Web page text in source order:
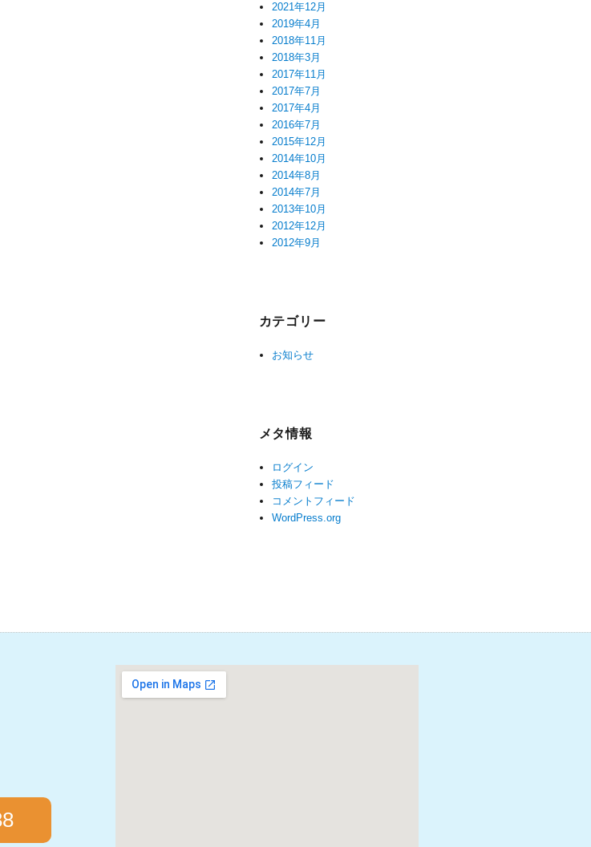
2021年12月
2019年4月
2018年11月
2018年3月
2017年11月
2017年7月
2017年4月
2016年7月
2015年12月
2014年10月
2014年8月
2014年7月
2013年10月
2012年12月
2012年9月
カテゴリー
お知らせ
メタ情報
ログイン
投稿フィード
コメントフィード
WordPress.org